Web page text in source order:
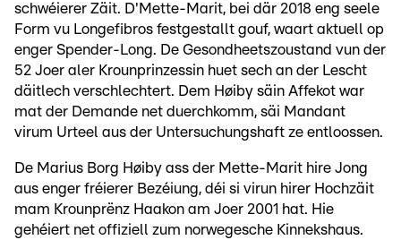
schwéierer Zäit. D'Mette-Marit, bei där 2018 eng seele
Form vu Longefibros festgestallt gouf, waart aktuell op
enger Spender-Long. De Gesondheetszoustand vun der
52 Joer aler Krounprinzessin huet sech an der Lescht
däitlech verschlechtert. Dem Høiby säin Affekot war
mat der Demande net duerchkomm, säi Mandant
virum Urteel aus der Untersuchungshaft ze entloossen.
De Marius Borg Høiby ass der Mette-Marit hire Jong
aus enger fréierer Bezéiung, déi si virun hirer Hochzäit
mam Krounprënz Haakon am Joer 2001 hat. Hie
gehéiert net offiziell zum norwegesche Kinnekshaus.